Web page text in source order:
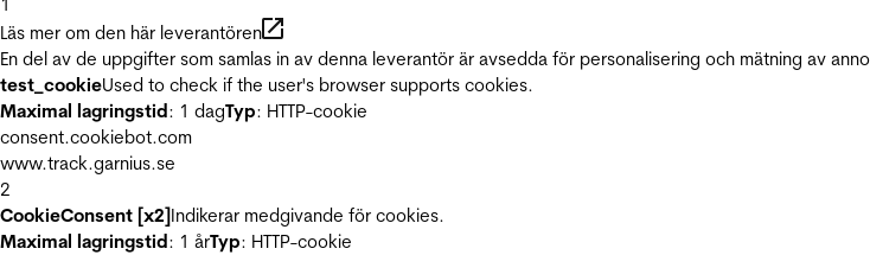
Läs mer om den här leverantören
En del av de uppgifter som samlas in av denna leverantör är avsedda för personalisering och mätning av
test_cookieUsed to check if the user's browser supports cookies.
Maximal lagringstid: 1 dagTyp: HTTP-cookie
consent.cookiebot.com
www.track.garnius.se
2
CookieConsent [x2]Indikerar medgivande för cookies.
Maximal lagringstid: 1 årTyp: HTTP-cookie